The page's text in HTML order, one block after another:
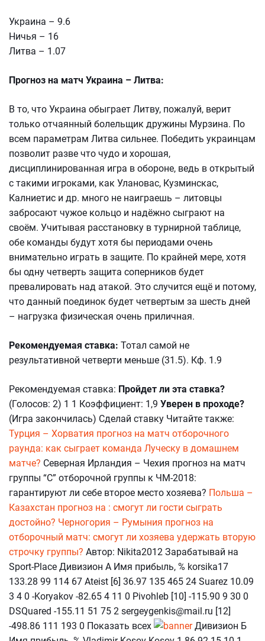
Украина – 9.6
Ничья – 16
Литва – 1.07
Прогноз на матч Украина – Литва:
В то, что Украина обыграет Литву, пожалуй, верит
только отчаянный болельщик дружины Мурзина. По
всем параметрам Литва сильнее. Победить украинцам
позволит разве что чудо и хорошая,
дисциплинированная игра в обороне, ведь в открытый
с такими игроками, как Улановас, Кузминскас,
Калниетис и др. много не наиграешь – литовцы
забросают чужое кольцо и надёжно сыграют на
своём. Учитывая расстановку в турнирной таблице,
обе команды будут хотя бы периодами очень
внимательно играть в защите. По крайней мере, хотя
бы одну четверть защита соперников будет
превалировать над атакой. Это случится ещё и потому,
что данный поединок будет четвертым за шесть дней
– нагрузка физическая очень приличная.
Рекомендуемая ставка: Тотал самой не
результативной четверти меньше (31.5). Кф. 1.9
Рекомендуемая ставка: Пройдет ли эта ставка?
(Голосов: 2) 1 1 Коэффициент: 1,9 Уверен в проходе?
(Игра закончилась) Сделай ставку Читайте также:
Турция – Хорватия прогноз на матч отборочного
раунда: как сыграет команда Луческу в домашнем
матче? Северная Ирландия – Чехия прогноз на матч
группы “С” отборочной группы к ЧМ-2018:
гарантируют ли себе второе место хозяева? Польша –
Казахстан прогноз на : смогут ли гости сыграть
достойно? Черногория – Румыния прогноз на
отборочный матч: смогут ли хозяева удержать вторую
строчку группы? Автор: Nikita2012 Зарабатывай на
Sport-Place Дивизион А Имя прибыль, % korsika17
133.28 99 114 67 Ateist [6] 36.97 135 465 24 Suarez 10.09
3 4 0 -Koryakov -82.65 4 11 0 Pivohleb [10] -115.90 9 30 0
DSQuared -155.11 51 75 2 sergeygenkis@mail.ru [12]
-498.86 111 193 0 Показать всех
Дивизион Б